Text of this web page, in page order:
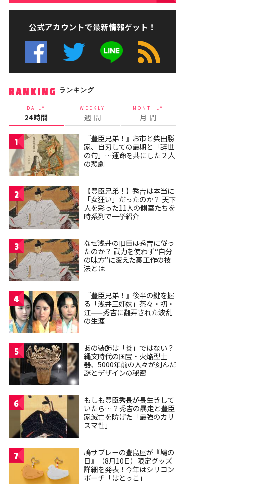
公式アカウントで最新情報ゲット！
RANKING ランキング
DAILY
24時間
WEEKLY
週 間
MONTHLY
月 間
1
『豊臣兄弟！』お市と柴田勝
家、自刃しての最期と「辞世
の句」…運命を共にした２人
の悲劇
2
【豊臣兄弟！】秀吉は本当に
「女狂い」だったのか？ 天下
人を彩った11人の側室たちを
時系列で一挙紹介
3
なぜ浅井の旧臣は秀吉に従っ
たのか？ 武力を使わず“自分
の味方”に変えた裏工作の技
法とは
4
『豊臣兄弟！』後半の鍵を握
る「浅井三姉妹」茶々・初・
江——秀吉に翻弄された波乱
の生涯
5
あの装飾は「炎」ではない？
縄文時代の国宝・火焔型土
器、5000年前の人々が刻んだ
謎とデザインの秘密
6
もしも豊臣秀長が長生きして
いたら…？秀吉の暴走と豊臣
家滅亡を防げた「最強のカリ
スマ性」
7
鳩サブレーの豊島屋が『鳩の
日』（8月10日）限定グッズ
詳細を発表！今年はシリコン
ポーチ「はとっこ」